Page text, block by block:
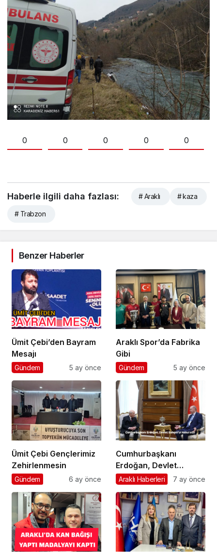
0 0 0 0 0
Haberle ilgili daha fazlası: # Araklı # kaza
# Trabzon
Benzer Haberler
Ümit Çebi’den Bayram
Mesajı
Gündem 5 ay önce
Araklı Spor’da Fabrika
Gibi
Gündem 5 ay önce
Ümit Çebi Gençlerimiz
Zehirlenmesin
Gündem 6 ay önce
Cumhurbaşkanı
Erdoğan, Devlet
Bahçeli’yi kabul etti
Araklı Haberleri 7 ay önce